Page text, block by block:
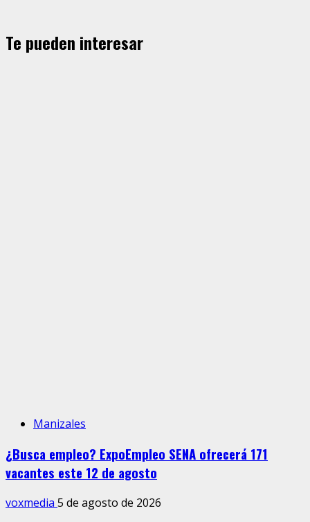
Te pueden interesar
Manizales
¿Busca empleo? ExpoEmpleo SENA ofrecerá 171
vacantes este 12 de agosto
voxmedia 5 de agosto de 2026